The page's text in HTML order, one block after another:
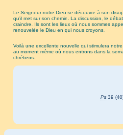
Le Seigneur notre Dieu se découvre à son
qu’il met sur son chemin. La discussion, le
craindre. Ils sont les lieux où nous sommes
renouvelée le Dieu en qui nous croyons.
Voilà une excellente nouvelle qui stimulera
au moment même où nous entrons dans la
chrétiens.
Ps 39